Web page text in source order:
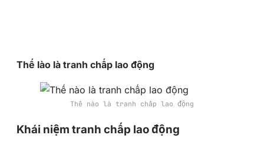
Thế lào là tranh chấp lao động
Thế nào là tranh chấp lao động
Khái niệm tranh chấp lao động